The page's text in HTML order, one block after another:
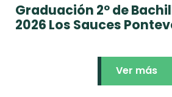
Graduación 2º de
2026 Los Sauces
Ver más